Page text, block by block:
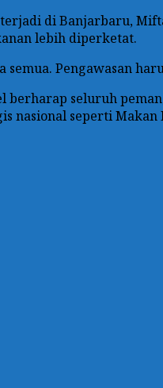
di Banjarbaru,
lebih diperketat.
Pengawasan
berharap seluruh
nasional seperti